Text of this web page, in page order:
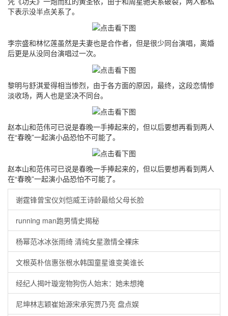
下表示没半点关系了。
李宗盛和林忆莲虽然是夫妻也是合作者，但是很少同台演唱，离婚
后更是从没同台演唱过一次。
黎明与舒淇爱得相当惨烈，由于各方面的原因，最终，这段恋情惨
淡收场，两人也是坚决不同台。
赵本山和范伟可已说是春晚一手捧起来的，但以后要想再看到两人
在“春晚”一起演小品恐怕不可能了。
赵本山和范伟可已说是春晚一手捧起来的，但以后要想再看到两人
在“春晚”一起演小品恐怕不可能了。
谢霆锋曾宝仪刘恺威王诗龄最给父母长脸
running man跑男情史揭秘
杨幂范冰冰张雨绮 清纯女星激情全裸床
文根英朴信惠张根水韩国童星谁变美谁长
经纪人揭叶璇宠物狗伤人始末：她未想掩
尼坤林志颖崔始源宋承宪贾乃亮 盘点娱